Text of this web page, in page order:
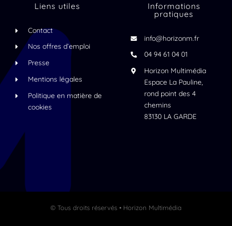
Liens utiles
Contact
Nos offres d’emploi
Presse
Mentions légales
Politique en matière de
cookies
Informations
pratiques
info@horizonm.fr
04 94 61 04 01
Horizon Multimédia
Espace La Pauline,
rond point des 4
chemins
83130 LA GARDE
© Tous droits réservés • Horizon Multimédia